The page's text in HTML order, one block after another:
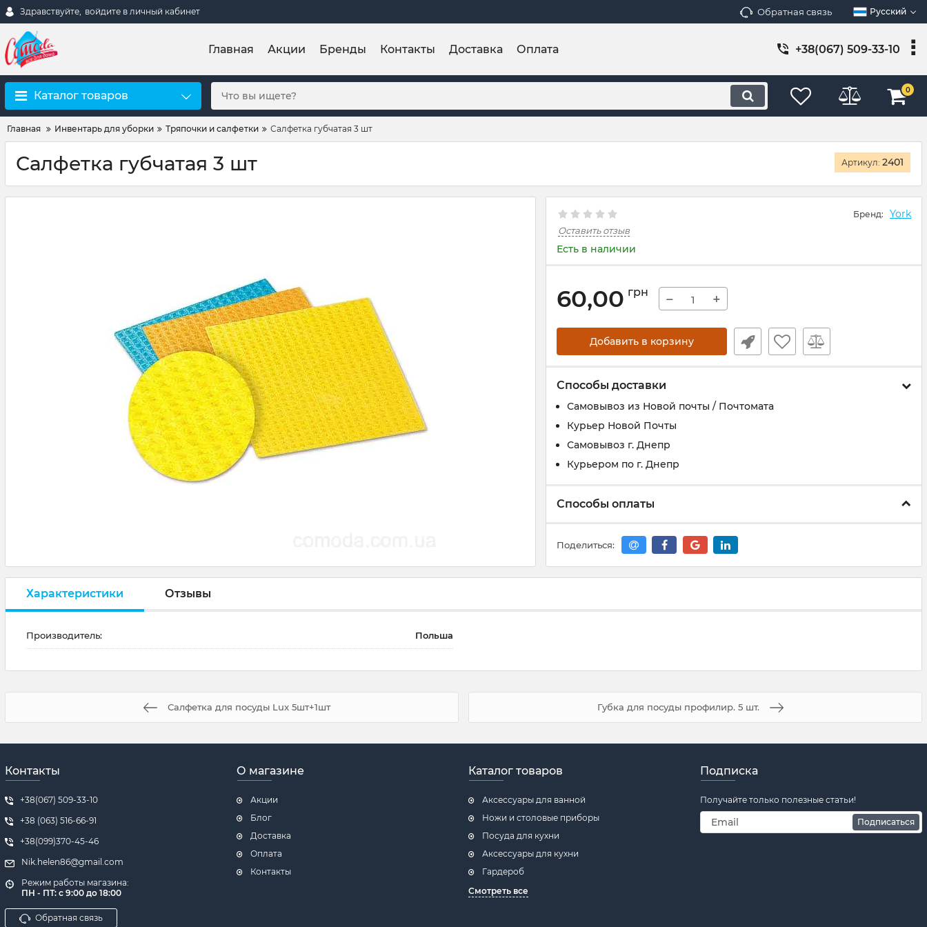
Здравствуйте, войдите в личный кабинет Обратная связь Русский
Главная Акции Бренды Контакты Доставка Оплата +38(067) 509-33-10
Каталог товаров 0
Главная Инвентарь для уборки Тряпочки и салфетки Салфетка губчатая 3 шт
Салфетка губчатая 3 шт Артикул: 2401
Бренд: York
Оставить отзыв
Есть в наличии
60,00 грн − +
Добавить в корзину
Способы доставки
Самовывоз из Новой почты / Почтомата
Курьер Новой Почты
Самовывоз г. Днепр
Курьером по г. Днепр
Способы оплаты
Поделиться:
Характеристики Отзывы
Производитель: Польша
Салфетка для посуды Lux 5шт+1шт Губка для посуды профилир. 5 шт.
Контакты
+38(067) 509-33-10
+38 (063) 516-66-91
+38(099)370-45-46
Nik.helen86@gmail.com
Режим работы магазина:
ПН - ПТ: с 9:00 до 18:00
Обратная связь
О магазине
Акции
Блог
Доставка
Оплата
Контакты
Каталог товаров
Аксессуары для ванной
Ножи и столовые приборы
Посуда для кухни
Аксессуары для кухни
Гардероб
Смотреть все
Подписка
Получайте только полезные статьи!
Подписаться